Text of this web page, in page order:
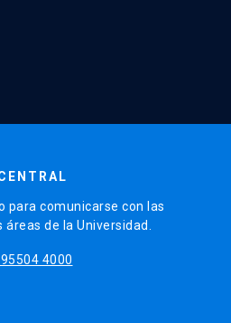
para comunicarse con las
de la Universidad.
4000